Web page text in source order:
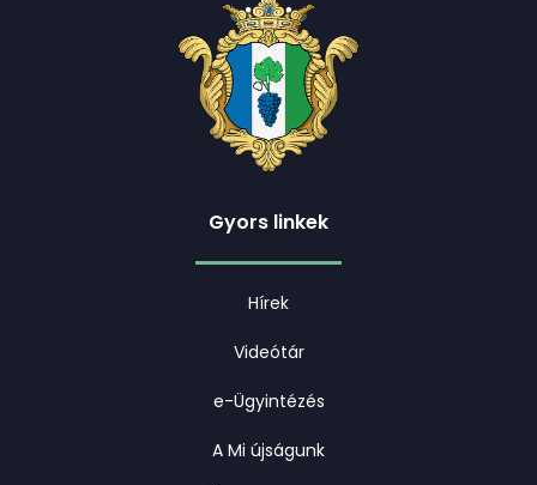
Gyors linkek
Hírek
Videótár
e-Ügyintézés
A Mi újságunk